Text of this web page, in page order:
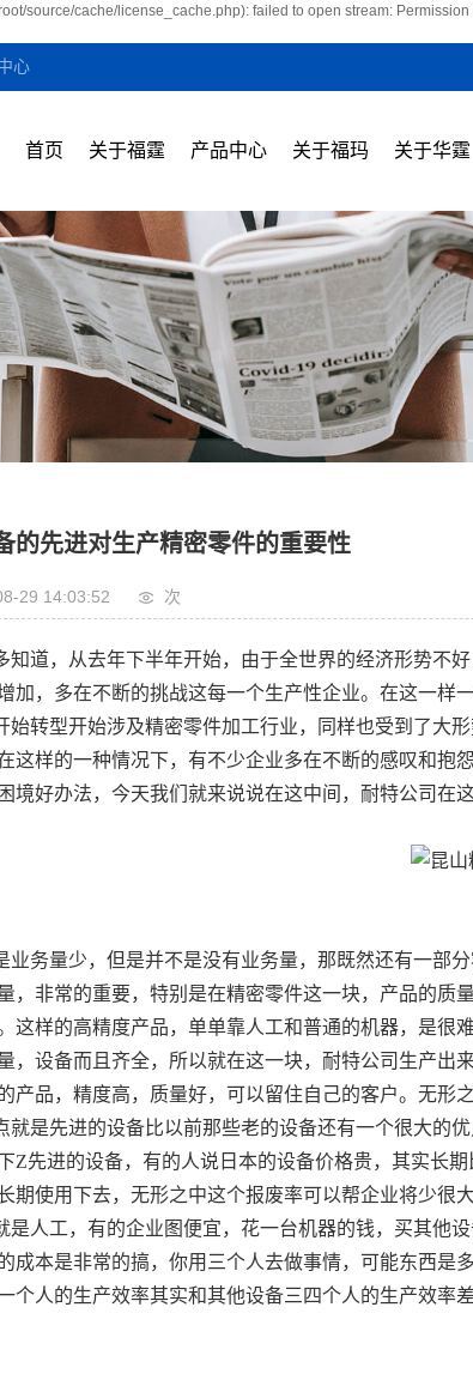
source/cache/license_cache.php): failed to open stream:
心
首页 关于福霆 产品中心 关于福玛 关于华霆
的先进对生产精密零件的重要性
29 14:03:52 次
知道，从去年下半年开始，由于全世界的经济形势不
加，多在不断的挑战这每一个生产性企业。在这一样
始转型开始涉及精密零件加工行业，同样也受到了大
这样的一种情况下，有不少企业多在不断的感叹和抱
境好办法，今天我们就来说说在这中间，耐特公司在
业务量少，但是并不是没有业务量，那既然还有一部
，非常的重要，特别是在精密零件这一块，产品的
这样的高精度产品，单单靠人工和普通的机器，是很
，设备而且齐全，所以就在这一块，耐特公司生产
产品，精度高，质量好，可以留住自己的客户。无形
就是先进的设备比以前那些老的设备还有一个很大的
Z先进的设备，有的人说日本的设备价格贵，其实长
期使用下去，无形之中这个报废率可以帮企业将少很大
是人工，有的企业图便宜，花一台机器的钱，买其他
成本是非常的搞，你用三个人去做事情，可能东西是
个人的生产效率其实和其他设备三四个人的生产效率